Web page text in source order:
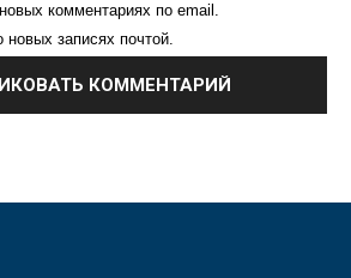
комментариях по email.
записях почтой.